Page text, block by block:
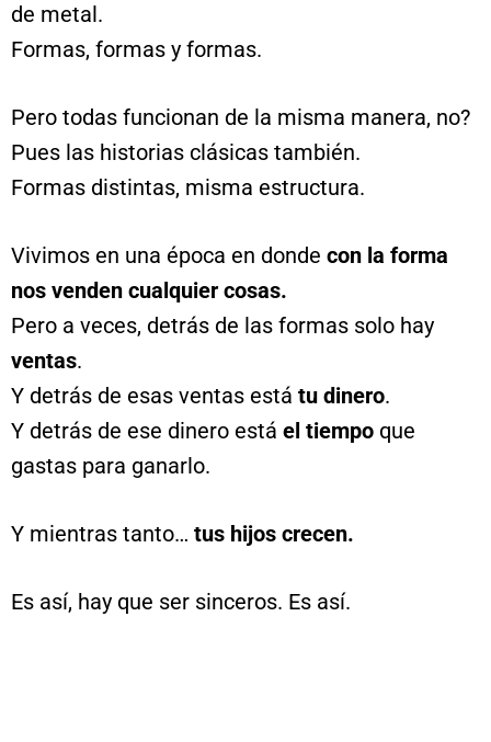
de metal.
Formas, formas y formas.
Pero todas funcionan de la misma manera, no?
Pues las historias clásicas también.
Formas distintas, misma estructura.
Vivimos en una época en donde con la forma
nos venden cualquier cosas.
Pero a veces, detrás de las formas solo hay
ventas.
Y detrás de esas ventas está tu dinero.
Y detrás de ese dinero está el tiempo que
gastas para ganarlo.
Y mientras tanto… tus hijos crecen.
Es así, hay que ser sinceros. Es así.